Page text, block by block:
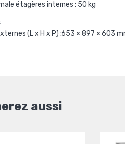
étagères internes : 50 kg
(L x H x P) :653 × 897 × 603
aussi